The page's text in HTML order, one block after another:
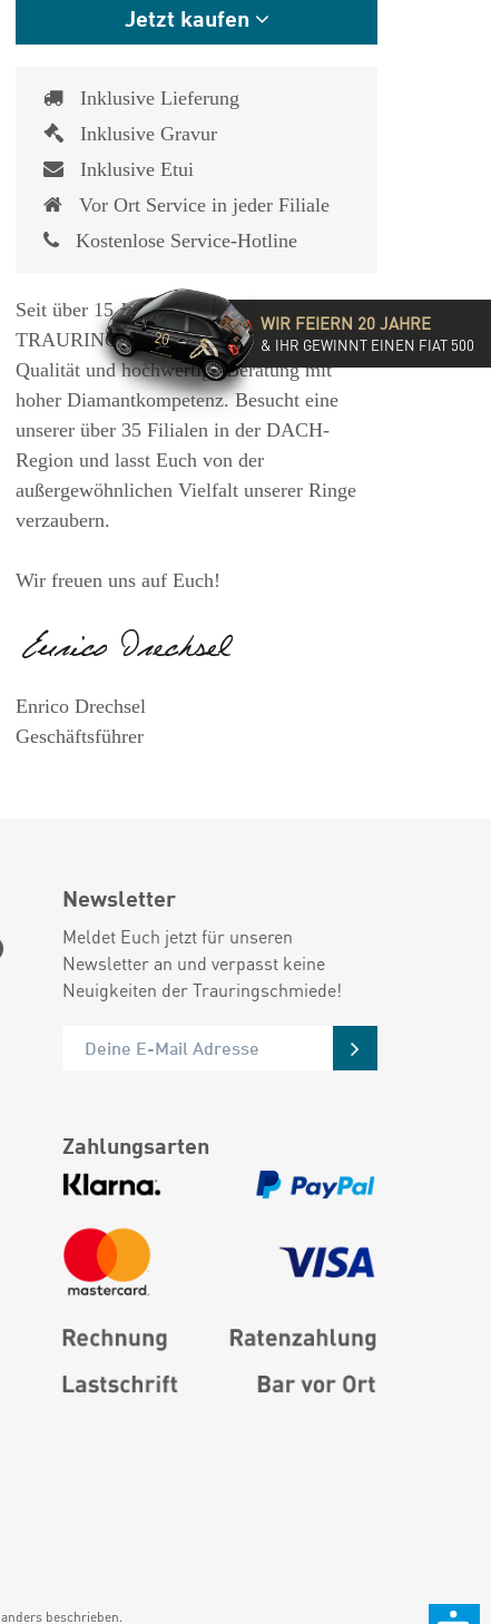
Jetzt kaufen
Inklusive Lieferung
Inklusive Gravur
Inklusive Etui
Vor Ort Service in jeder Filiale
Kostenlose Service-Hotline
Seit über 15 Jahren steht die
TRAURINGSCHMIEDE für exzellente
Qualität und hochwertige Beratung mit
hoher Diamantkompetenz. Besucht eine
unserer über 35 Filialen in der DACH-
Region und lasst Euch von der
außergewöhnlichen Vielfalt unserer Ringe
verzaubern.
Wir freuen uns auf Euch!
Enrico Drechsel
Geschäftsführer
Newsletter
Meldet Euch jetzt für unseren
Newsletter an und verpasst keine
Neuigkeiten der Trauringschmiede!
Zahlungsarten
beschrieben.
WIR FEIERN 20 JAHRE
& IHR GEWINNT EINEN FIAT 500